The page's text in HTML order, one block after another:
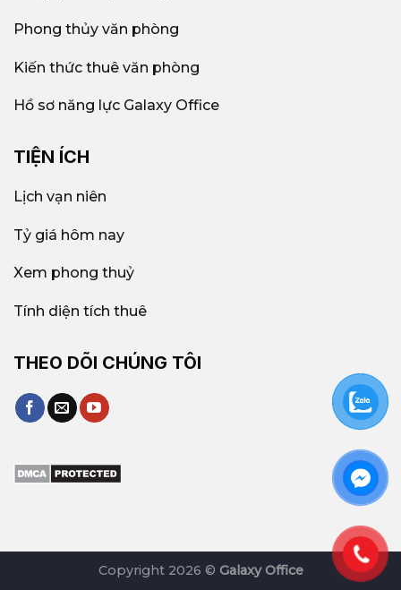
Phong thủy văn phòng
Kiến thức thuê văn phòng
Hồ sơ năng lực Galaxy Office
TIỆN ÍCH
Lịch vạn niên
Tỷ giá hôm nay
Xem phong thuỷ
Tính diện tích thuê
THEO DÕI CHÚNG TÔI
Copyright 2026 © Galaxy Office